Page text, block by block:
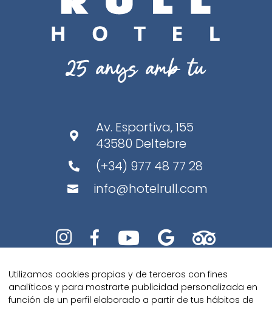

Av. Esportiva, 155
43580 Deltebre
 (+34) 977 48 77 28
 info@hotelrull.com
    
Utilizamos cookies propias y de terceros con fines
analíticos y para mostrarte publicidad personalizada en
función de un perfil elaborado a partir de tus hábitos de